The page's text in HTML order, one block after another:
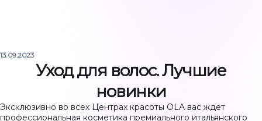
Ногтевой сервис
13.09.2023
Уход для волос. Лучшие
новинки
Эксклюзивно во всех Центрах красоты OLA вас ждет
профессиональная косметика премиального итальянского